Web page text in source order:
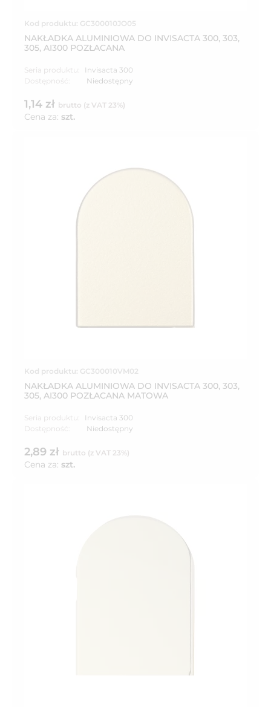
Kod produktu: GC300010JO05
NAKŁADKA ALUMINIOWA DO INVISACTA 300, 303,
305, AI300 POZŁACANA
Seria produktu:
Invisacta 300
Dostępność:
Niedostępny
1,14 zł brutto (z VAT 23%)
Cena za: szt.
Kod produktu: GC300010VM02
NAKŁADKA ALUMINIOWA DO INVISACTA 300, 303,
305, AI300 POZŁACANA MATOWA
Seria produktu:
Invisacta 300
Dostępność:
Niedostępny
2,89 zł brutto (z VAT 23%)
Cena za: szt.